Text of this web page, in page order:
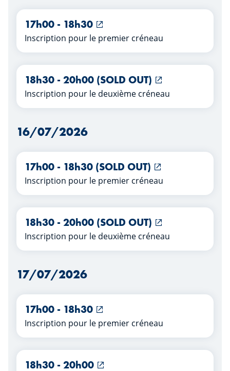
17h00 - 18h30
Inscription pour le premier créneau
18h30 - 20h00 (SOLD OUT)
Inscription pour le deuxième créneau
16/07/2026
17h00 - 18h30 (SOLD OUT)
Inscription pour le premier créneau
18h30 - 20h00 (SOLD OUT)
Inscription pour le deuxième créneau
17/07/2026
17h00 - 18h30
Inscription pour le premier créneau
18h30 - 20h00